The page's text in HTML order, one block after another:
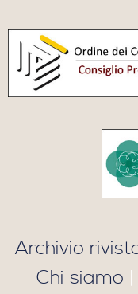
Archivio
Chi siamo |